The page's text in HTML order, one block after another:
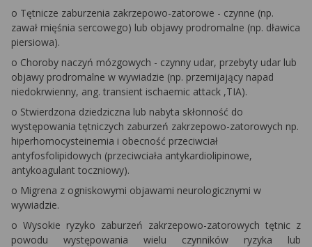
o Tętnicze zaburzenia zakrzepowo-zatorowe - czynne (np.
zawał mięśnia sercowego) lub objawy prodromalne (np. dławica
piersiowa).
o Choroby naczyń mózgowych - czynny udar, przebyty udar lub
objawy prodromalne w wywiadzie (np. przemijający napad
niedokrwienny, ang. transient ischaemic attack ,TIA).
o Stwierdzona dziedziczna lub nabyta skłonność do
występowania tętniczych zaburzeń zakrzepowo-zatorowych np.
hiperhomocysteinemia i obecność przeciwciał
antyfosfolipidowych (przeciwciała antykardiolipinowe,
antykoagulant toczniowy).
o Migrena z ogniskowymi objawami neurologicznymi w
wywiadzie.
o Wysokie ryzyko zaburzeń zakrzepowo-zatorowych tętnic z
powodu występowania wielu czynników ryzyka lub